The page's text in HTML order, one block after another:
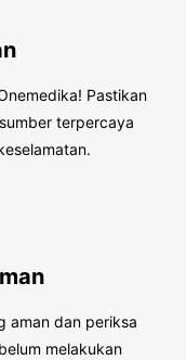
Pastikan
terpercaya
aman dan periksa
melakukan